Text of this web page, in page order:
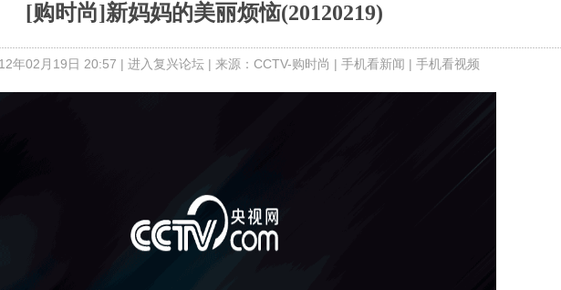
[购时尚]新妈妈的美丽烦恼(20120219)
年02月19日 20:57 | 进入复兴论坛 | 来源：CCTV-购时尚 | 手机看新闻 | 手机看视频